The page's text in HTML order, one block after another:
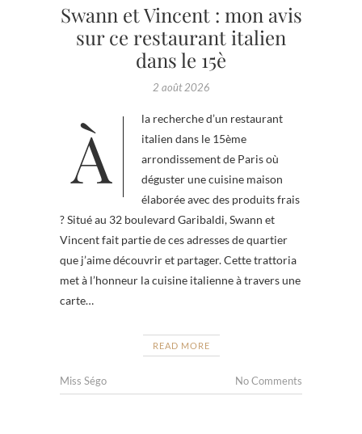
Swann et Vincent : mon avis
sur ce restaurant italien
dans le 15è
2 août 2026
À la recherche d’un restaurant
italien dans le 15ème
arrondissement de Paris où
déguster une cuisine maison
élaborée avec des produits frais
? Situé au 32 boulevard Garibaldi, Swann et
Vincent fait partie de ces adresses de quartier
que j’aime découvrir et partager. Cette trattoria
met à l’honneur la cuisine italienne à travers une
carte…
READ MORE
Miss Ségo No Comments